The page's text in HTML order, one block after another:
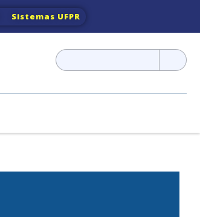
Sistemas UFPR
Pesquisar
por: